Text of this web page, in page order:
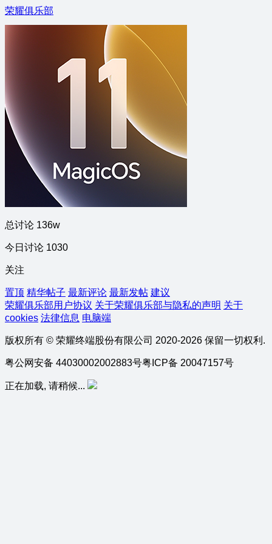
荣耀俱乐部
总讨论 136w
今日讨论 1030
关注
置顶 精华帖子 最新评论 最新发帖 建议
荣耀俱乐部用户协议 关于荣耀俱乐部与隐私的声明 关于
cookies 法律信息 电脑端
版权所有 © 荣耀终端股份有限公司 2020-2026 保留一切权利.
粤公网安备 44030002002883号粤ICP备 20047157号
正在加载, 请稍候...